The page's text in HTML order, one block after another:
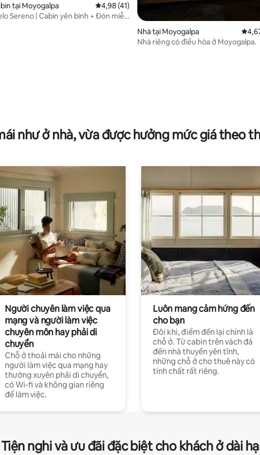
4,92/5, 123 đánh giá
tại Moyogalpa Xếp hạng trung bình 4,98/5, 41 đánh giá
4,98 (41)
Sereno | Cabin yên bình + Đón miễn
Nhà tại Moyogalpa Xếp
Nhà riêng có điều hòa ở Moyogalpa.
như ở nhà, vừa được hưởng mức giá theo
Người chuyên làm việc qua
mạng và người làm việc
chuyên môn hay phải di
chuyển
Chỗ ở thoải mái cho những
người làm việc qua mạng hay
thường xuyên phải di chuyển,
có Wi-fi và không gian riêng
để làm việc.
Luôn mang cảm hứng đến
cho bạn
Đôi khi, điểm đến lại chính là
chỗ ở. Từ cabin trên vách đá
đến nhà thuyền yên tĩnh,
những chỗ ở cho thuê này có
tính chất rất riêng.
Tiện nghi và ưu đãi đặc biệt cho khách ở dài